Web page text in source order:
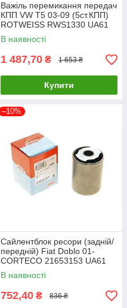
Важіль перемикання передач
КПП VW T5 03-09 (5ст.КПП)
ROTWEISS RWS1330 UA61
В наявності
1 487,70 ₴ 1 653 ₴
Купити
–10%
Сайлентблок ресори (задній/
передній) Fiat Doblo 01-
CORTECO 21653153 UA61
В наявності
752,40 ₴ 836 ₴